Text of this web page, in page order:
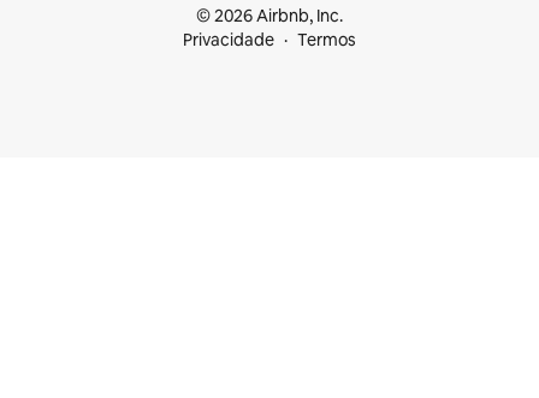
© 2026 Airbnb, Inc.
Privacidade
Termos